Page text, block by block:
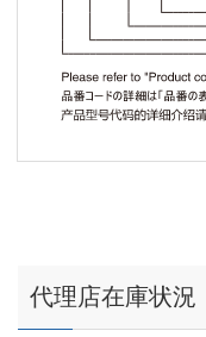
代理店在庫状況